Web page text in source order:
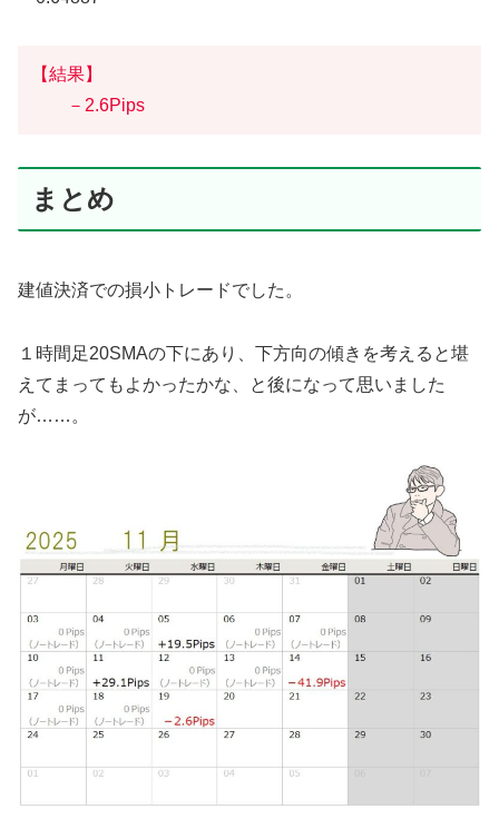
【結果】
－2.6Pips
まとめ
建値決済での損小トレードでした。
１時間足20SMAの下にあり、下方向の傾きを考えると堪
えてまってもよかったかな、と後になって思いました
が……。